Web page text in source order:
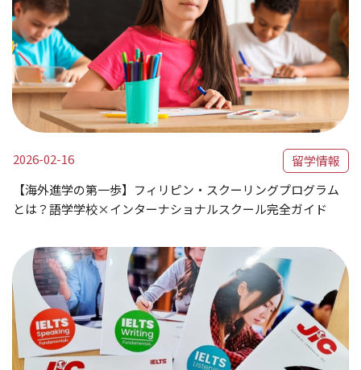
2026-02-16
留学情報
【海外進学の第一歩】フィリピン・スクーリングプログラム
とは？語学学校×インターナショナルスクール完全ガイド